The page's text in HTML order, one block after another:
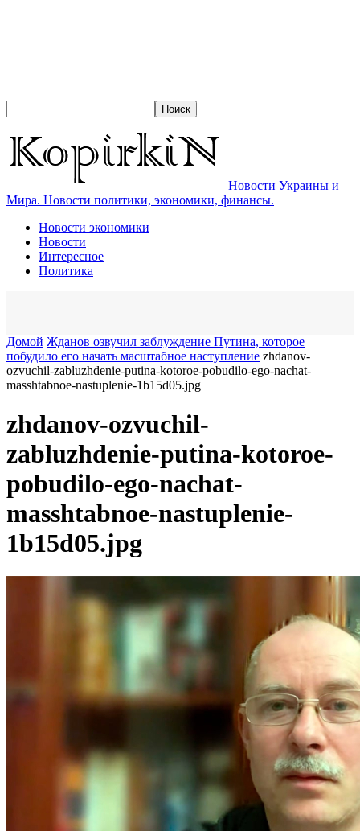
Новости Украины и
Мира. Новости политики, экономики, финансы.
Новости экономики
Новости
Интересное
Политика
Домой Жданов озвучил заблуждение Путина, которое
побудило его начать масштабное наступление zhdanov-
ozvuchil-zabluzhdenie-putina-kotoroe-pobudilo-ego-nachat-
masshtabnoe-nastuplenie-1b15d05.jpg
zhdanov-ozvuchil-
zabluzhdenie-putina-kotoroe-
pobudilo-ego-nachat-
masshtabnoe-nastuplenie-
1b15d05.jpg